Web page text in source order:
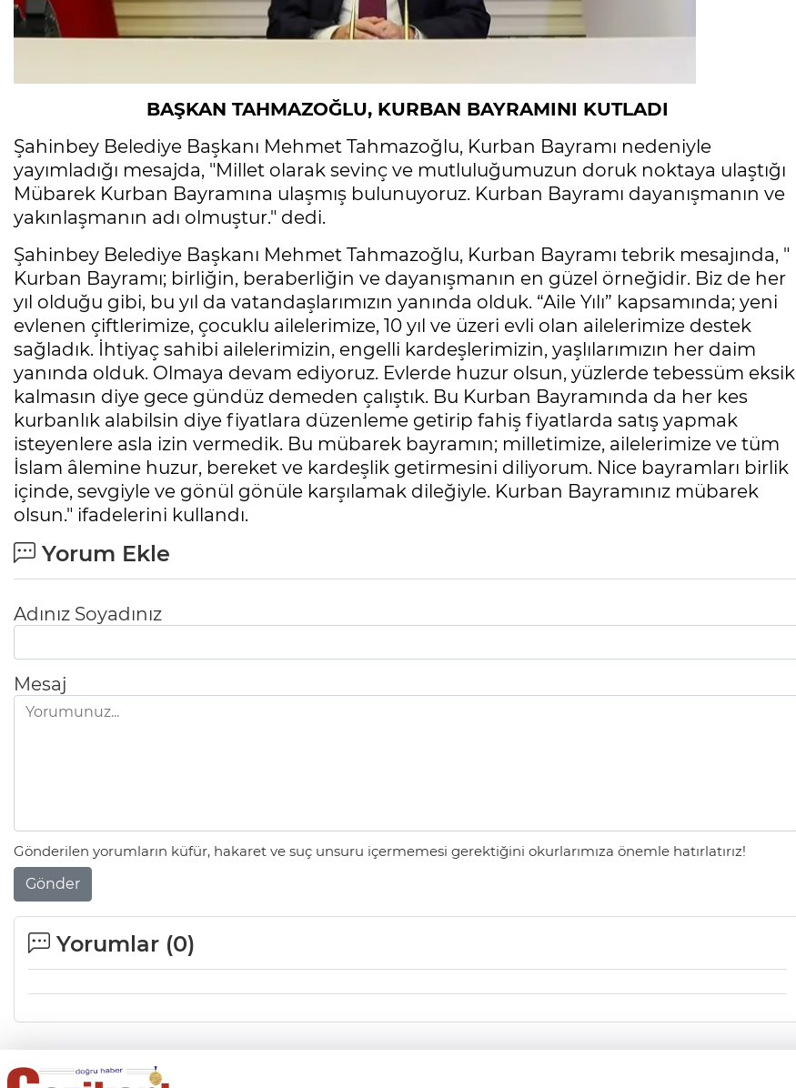
BAŞKAN TAHMAZOĞLU, KURBAN BAYRAMINI KUTLADI
Şahinbey Belediye Başkanı Mehmet Tahmazoğlu, Kurban Bayramı nedeniyle
yayımladığı mesajda, "Millet olarak sevinç ve mutluluğumuzun doruk noktaya ulaştığı
Mübarek Kurban Bayramına ulaşmış bulunuyoruz. Kurban Bayramı dayanışmanın ve
yakınlaşmanın adı olmuştur." dedi.
Şahinbey Belediye Başkanı Mehmet Tahmazoğlu, Kurban Bayramı tebrik mesajında, "
Kurban Bayramı; birliğin, beraberliğin ve dayanışmanın en güzel örneğidir. Biz de her
yıl olduğu gibi, bu yıl da vatandaşlarımızın yanında olduk. “Aile Yılı” kapsamında; yeni
evlenen çiftlerimize, çocuklu ailelerimize, 10 yıl ve üzeri evli olan ailelerimize destek
sağladık. İhtiyaç sahibi ailelerimizin, engelli kardeşlerimizin, yaşlılarımızın her daim
yanında olduk. Olmaya devam ediyoruz. Evlerde huzur olsun, yüzlerde tebessüm eksik
kalmasın diye gece gündüz demeden çalıştık. Bu Kurban Bayramında da her kes
kurbanlık alabilsin diye fiyatlara düzenleme getirip fahiş fiyatlarda satış yapmak
isteyenlere asla izin vermedik. Bu mübarek bayramın; milletimize, ailelerimize ve tüm
İslam âlemine huzur, bereket ve kardeşlik getirmesini diliyorum. Nice bayramları birlik
içinde, sevgiyle ve gönül gönüle karşılamak dileğiyle. Kurban Bayramınız mübarek
olsun." ifadelerini kullandı.
Yorum Ekle
Adınız Soyadınız
Mesaj
Gönderilen yorumların küfür, hakaret ve suç unsuru içermemesi gerektiğini okurlarımıza önemle hatırlatırız!
Gönder
Yorumlar (0)